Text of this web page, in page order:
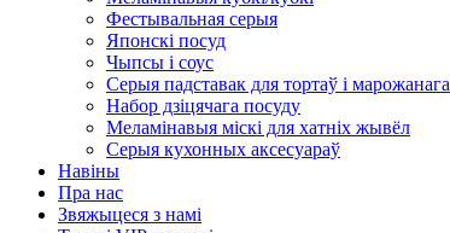
Фестывальная серыя
Японскі посуд
Чыпсы і соус
Серыя падставак для тортаў і марожанага
Набор дзіцячага посуду
Меламінавыя міскі для хатніх жывёл
Серыя кухонных аксесуараў
Навіны
Пра нас
Звяжыцеся з намі